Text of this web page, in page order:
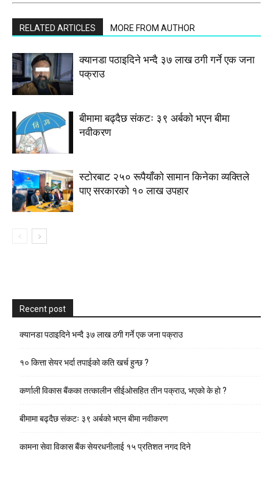
RELATED ARTICLES MORE FROM AUTHOR
क्यानडा पठाइदिने भन्दै ३७ लाख ठगी गर्ने एक जना
पक्राउ
बीमामा बढ्दैछ संकटः ३९ अर्बको भएन बीमा
नवीकरण
स्टाेरबाट २५० रूपैयाँको सामान किनेका व्यक्तिले
पाए सरकारको १० लाख उपहार
Recent post
क्यानडा पठाइदिने भन्दै ३७ लाख ठगी गर्ने एक जना पक्राउ
१० कित्ता सेयर भर्दा तपाईको कति खर्च हुन्छ ?
कर्णाली विकास बैंकका तत्कालीन सीईओसहित तीन पक्राउ, भएकाे के हाे ?
बीमामा बढ्दैछ संकटः ३९ अर्बको भएन बीमा नवीकरण
कामना सेवा विकास बैंक सेयरधनीलाई १५ प्रतिशत नगद दिने